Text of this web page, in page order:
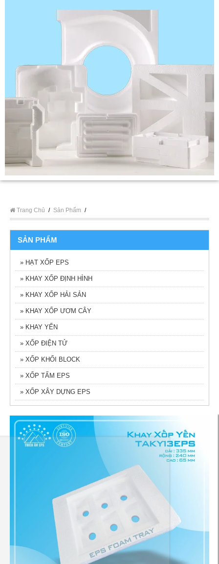
Trang Chủ / Sản Phẩm /
SẢN PHẨM
» HẠT XỐP EPS
» KHAY XỐP ĐỊNH HÌNH
» KHAY XỐP HẢI SẢN
» KHAY XỐP ƯƠM CÂY
» KHAY YẾN
» XỐP ĐIỆN TỬ
» XỐP KHỐI BLOCK
» XỐP TẤM EPS
» XỐP XÂY DỰNG EPS